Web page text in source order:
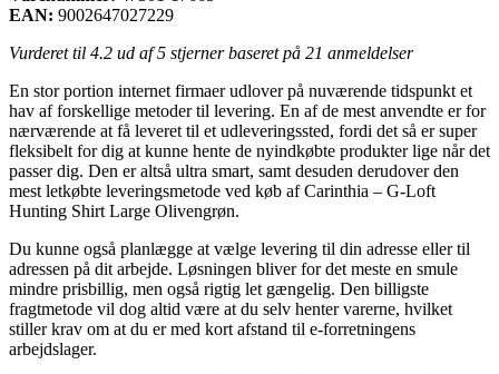
EAN: 9002647027229
Vurderet til 4.2 ud af 5 stjerner baseret på 21 anmeldelser
En stor portion internet firmaer udlover på nuværende tidspunkt et
hav af forskellige metoder til levering. En af de mest anvendte er for
nærværende at få leveret til et udleveringssted, fordi det så er super
fleksibelt for dig at kunne hente de nyindkøbte produkter lige når det
passer dig. Den er altså ultra smart, samt desuden derudover den
mest letkøbte leveringsmetode ved køb af Carinthia – G-Loft
Hunting Shirt Large Olivengrøn.
Du kunne også planlægge at vælge levering til din adresse eller til
adressen på dit arbejde. Løsningen bliver for det meste en smule
mindre prisbillig, men også rigtig let gængelig. Den billigste
fragtmetode vil dog altid være at du selv henter varerne, hvilket
stiller krav om at du er med kort afstand til e-forretningens
arbejdslager.